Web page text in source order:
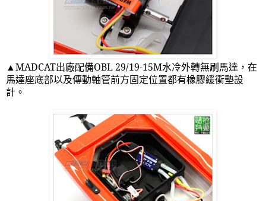
▲MADCAT出廠配備OBL 29/19-15M水冷外轉無刷馬達，在
馬達座底部以及傳動軸管前方固定位置都有橡膠緩衝墊設
計。